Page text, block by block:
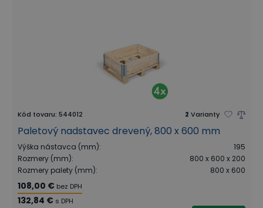
Kód tovaru: 544012 2 Varianty
Paletový nadstavec drevený, 800 x 600 mm
Výška nástavca (mm):
195
Rozmery (mm):
800 x 600 x 200
Rozmery palety (mm): 800 x 600
108,00 € bez DPH
132,84 € s DPH